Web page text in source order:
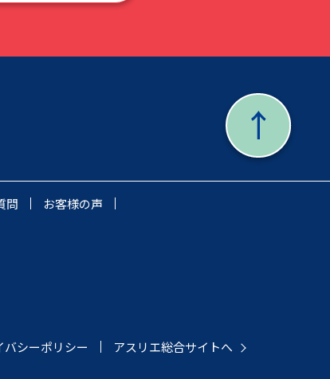
問
お客様の声
バシーポリシー アスリエ総合サイトへ